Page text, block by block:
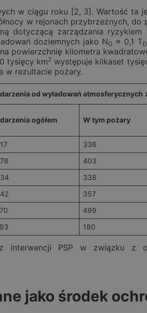
w ciągu roku [2, 3]. Wartość ta
w rejonach przybrzeżnych,
dotyczącą zarządzania
doziemnych jako NG ≈ 0,1 TD
powierzchnię kilometra
tysięcy km2 występuje kilkaset
w rezultacie pożary.
od wyładowań atmosferycznych
ogółem W tym pożary
336
403
338
357
499
180
interwencji PSP w związku z
jako środek